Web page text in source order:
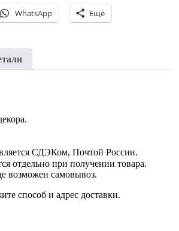
WhatsApp Ещё
⠀⠀
СДЭКом, Почтой России. ⠀⠀
отдельно при получении товара. ⠀⠀
возможен самовывоз.
способ и адрес доставки.